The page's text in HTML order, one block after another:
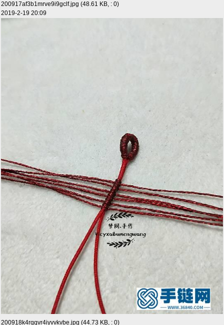
200917af3b1mrve9i9gclf.jpg (48.61 KB, : 0)
2019-2-19 20:09
200918k4rqqvr4iyvvkvbe.jpg (44.73 KB, : 0)